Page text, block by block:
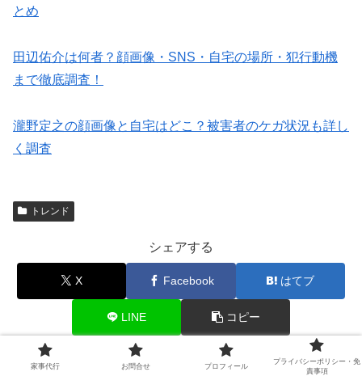
とめ
田辺佑介は何者？顔画像・SNS・自宅の場所・犯行動機
まで徹底調査！
瀧野定之の顔画像と自宅はどこ？被害者のケガ状況も詳し
く調査
トレンド
シェアする
X Facebook はてブ
LINE コピー
家事太郎
家事代行 お問合せ プロフィール
プライバシーポリシー・免
責事項